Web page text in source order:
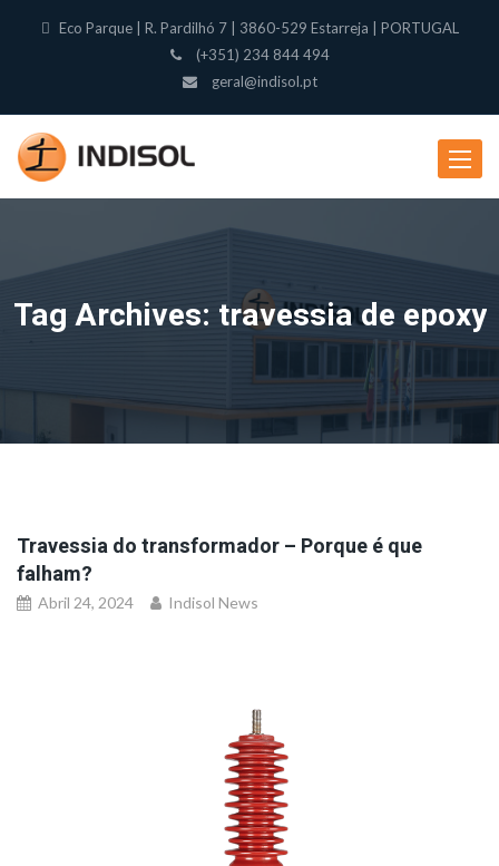
Eco Parque | R. Pardilhó 7 | 3860-529 Estarreja | PORTUGAL
(+351) 234 844 494
geral@indisol.pt
Toggle
Tag Archives: travessia de epoxy
Travessia do transformador – Porque é que
falham?
Abril 24, 2024 Indisol News